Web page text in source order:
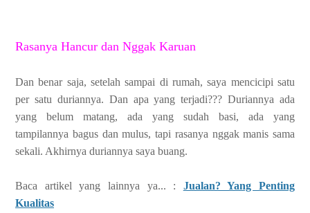
Rasanya Hancur dan Nggak Karuan
Dan benar saja, setelah sampai di rumah, saya mencicipi satu
per satu duriannya. Dan apa yang terjadi??? Duriannya ada
yang belum matang, ada yang sudah basi, ada yang
tampilannya bagus dan mulus, tapi rasanya nggak manis sama
sekali. Akhirnya duriannya saya buang.
Baca artikel yang lainnya ya... : Jualan? Yang Penting
Kualitas